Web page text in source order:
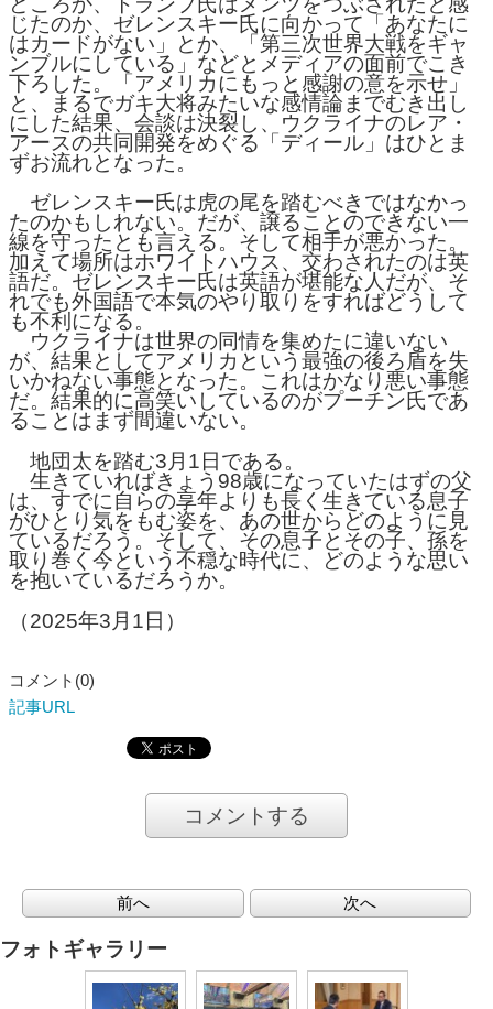
じたのか、ゼレンスキー氏に向かって「あなたに
はカードがない」とか、「第三次世界大戦をギャ
ンブルにしている」などとメディアの面前でこき
下ろした。「アメリカにもっと感謝の意を示せ」
と、まるでガキ大将みたいな感情論までむき出し
にした結果、会談は決裂し、ウクライナのレア・
アースの共同開発をめぐる「ディール」はひとま
ずお流れとなった。
ゼレンスキー氏は虎の尾を踏むべきではなかっ
たのかもしれない。だが、譲ることのできない一
線を守ったとも言える。そして相手が悪かった。
加えて場所はホワイトハウス、交わされたのは英
語だ。ゼレンスキー氏は英語が堪能な人だが、そ
れでも外国語で本気のやり取りをすればどうして
も不利になる。
ウクライナは世界の同情を集めたに違いない
が、結果としてアメリカという最強の後ろ盾を失
いかねない事態となった。これはかなり悪い事態
だ。結果的に高笑いしているのがプーチン氏であ
ることはまず間違いない。
地団太を踏む3月1日である。
生きていればきょう98歳になっていたはずの父
は、すでに自らの享年よりも長く生きている息子
がひとり気をもむ姿を、あの世からどのように見
ているだろう。そして、その息子とその子、孫を
取り巻く今という不穏な時代に、どのような思い
を抱いているだろうか。
（2025年3月1日）
コメント(0)
記事URL
コメントする
前へ 次へ
フォトギャラリー